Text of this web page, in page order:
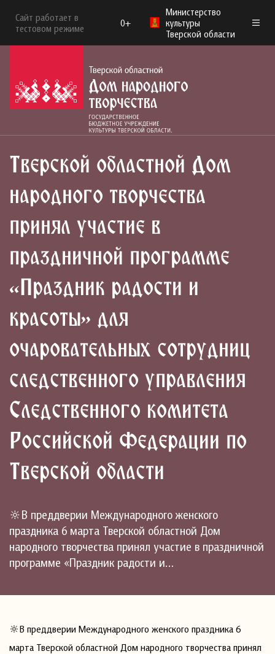
Сайт работает в
тестовом режиме
0+
Министерство
культуры
Тверской области
Тверской областной Дом
народного творчества
принял участие в
праздничной программе
«Праздник радости и
красоты» для
очаровательных сотрудниц
следственного управления
Следственного комитета
Российской Федерации по
Тверской области
🔆В преддверии Международного женского
праздника 6 марта Тверской областной Дом
народного творчества принял участие в праздничной
программе «Праздник радости и…
🔆В преддверии Международного женского праздника 6
марта Тверской областной Дом народного творчества принял